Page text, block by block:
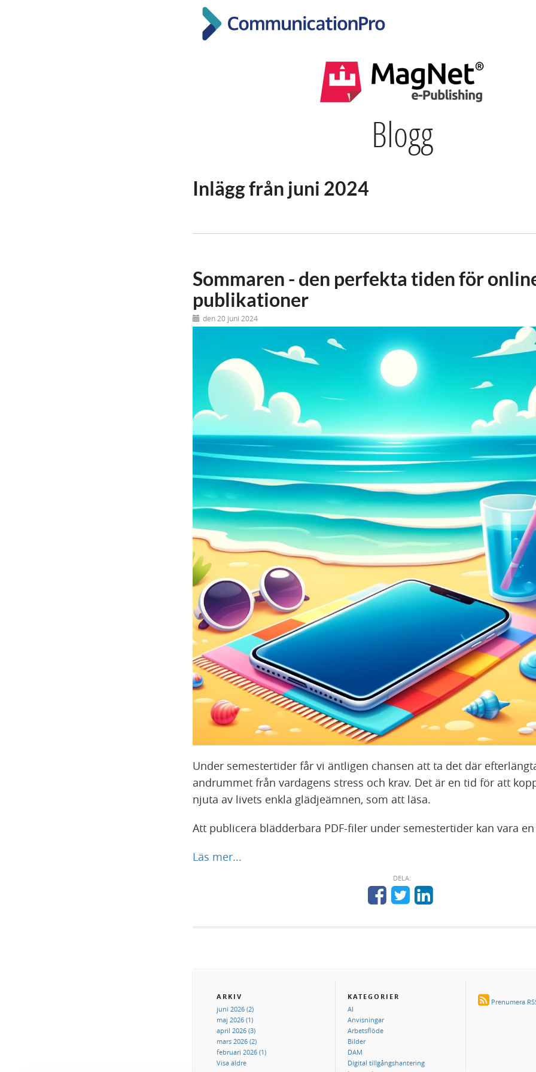
Blogg
Inlägg från juni 2024
Sommaren - den perfekta tiden för
publikationer
den 20 juni 2024
Under semestertider får vi äntligen chansen att ta det där
andrummet från vardagens stress och krav. Det är en tid för att
njuta av livets enkla glädjeämnen, som att läsa.
Att publicera blädderbara PDF-filer under semestertider kan vara
Läs mer...
DELA:
ARKIV
juni 2026 (2)
maj 2026 (1)
april 2026 (3)
mars 2026 (2)
februari 2026 (1)
Visa äldre
KATEGORIER
AI
Anvisningar
Arbetsflöde
Bilder
DAM
Digital tillgångshantering
Prenumera